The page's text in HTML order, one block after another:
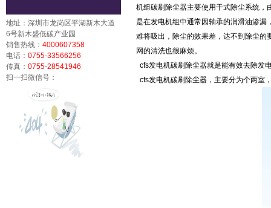
地址：深圳市龙岗区平湖新木大道
6号新木盛低碳产业园
销售热线： 4000607358
电话： 0755-33566256
传真： 0755-28541946
扫一扫微信号：
机组碳刷除尘器主要使用干式除尘系统
是在发电机组中通常因轴承的润滑油渗
难将吸出，除尘的效果差，达不到除尘
网的清洗也很麻烦。
cfs发电机碳刷除尘器就是能有效去除发
cfs发电机碳刷除尘器，主要分为个两室